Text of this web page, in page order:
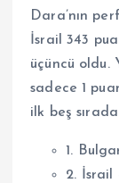
Dara’nın
İsrail 343
üçüncü oldu.
sadece 1
ilk beş
1.
2. İsrail